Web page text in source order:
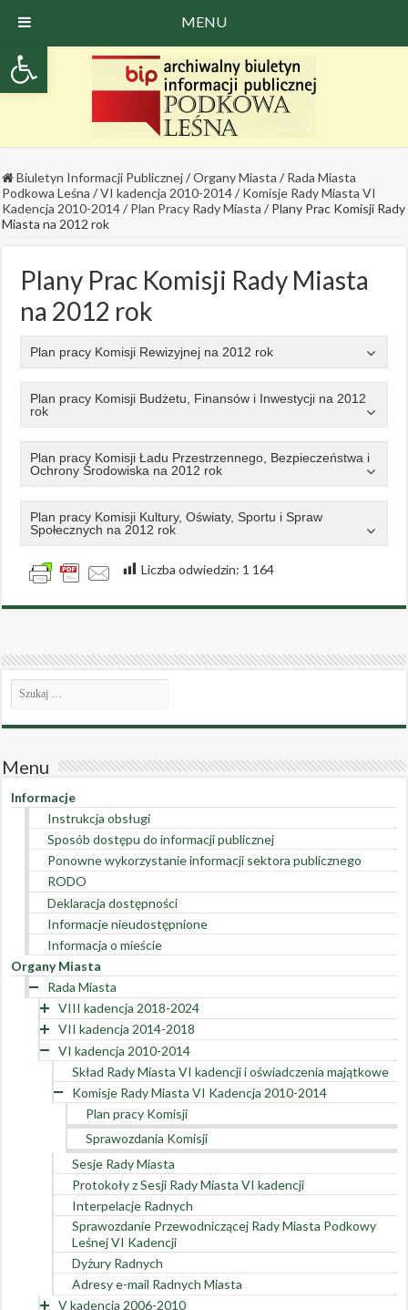
Open toolbar
Biuletyn Informacji Publicznej/Organy Miasta / Rada Miasta
Podkowa Leśna /VI kadencja 2010-2014/ Komisje Rady Miasta VI
Kadencja 2010-2014/ Plan Pracy Rady Miasta / Plany Prac Komisji Rady
Miasta na 2012 rok
Plany Prac Komisji Rady Miasta
na 2012 rok
Plan pracy Komisji Rewizyjnej na 2012 rok
Plan pracy Komisji Budżetu, Finansów i Inwestycji na 2012
rok
Plan pracy Komisji Ładu Przestrzennego, Bezpieczeństwa i
Ochrony Środowiska na 2012 rok
Plan pracy Komisji Kultury, Oświaty, Sportu i Spraw
Społecznych na 2012 rok
Liczba odwiedzin: 1 164
Menu
Informacje
Instrukcja obsługi
Sposób dostępu do informacji publicznej
Ponowne wykorzystanie informacji sektora publicznego
RODO
Deklaracja dostępności
Informacje nieudostępnione
Informacja o mieście
Organy Miasta
Rada Miasta
VIII kadencja 2018-2024
Skład Rady Miasta VIII kadencji
Adresy e-mail Radnych Miasta
Oświadczenia majątkowe Radnych Miasta VIII kadencji
Sesje Rady Miasta VIII kadencji – terminy, programy,
materiały, uchwały, wyniki głosowań, nagrania, protokoły
Dyżury Radnych
Komisje Rady Miasta VIII kadencji
Transmisje sesji i zdalnych posiedzeń komisji/ nagrania
sesji
Interpelacje i zapytania Radnych
Przedstawiciele Rady Miasta w organach powiatowych
Obecność Radnych na sesjach Rady Miasta i
posiedzeniach Komisji
Inicjatywa uchwałodawcza obywateli
VII kadencja 2014-2018
Skład Rady Miasta VII kadencji
Adresy e-mail Radnych Miasta
Oświadczenia majątkowe Radnych Miasta VII kadencji
Sesje Rady Miasta VII kadencji – terminy i programy sesji
Dyżury Radnych
Komisje Rady Miasta VII kadencji
Protokoły z sesji Rady Miasta VII kadencji
Interpelacje i zapytania Radnych
Sprawozdanie Przewodniczącej Rady Miasta Podkowy
Leśnej VII Kadencji
Przedstawiciele Rady Miasta w organach powiatowych
Obecność Radnych na sesjach Rady Miasta i
posiedzeniach Komisji
VI kadencja 2010-2014
Skład Rady Miasta VI kadencji i oświadczenia majątkowe
Komisje Rady Miasta VI Kadencja 2010-2014
Plan pracy Komisji
Sprawozdania Komisji
Sesje Rady Miasta
Protokoły z Sesji Rady Miasta VI kadencji
Interpelacje Radnych
Sprawozdanie Przewodniczącej Rady Miasta Podkowy
Leśnej VI Kadencji
Dyżury Radnych
Adresy e-mail Radnych Miasta
V kadencja 2006-2010
MENU